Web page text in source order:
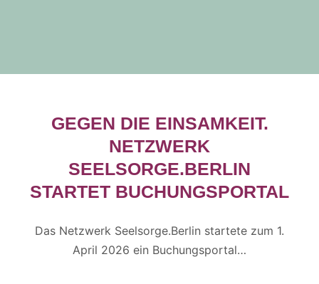
GEGEN DIE EINSAMKEIT.
NETZWERK
SEELSORGE.BERLIN
STARTET BUCHUNGSPORTAL
Das Netzwerk Seelsorge.Berlin startete zum 1.
April 2026 ein Buchungsportal…